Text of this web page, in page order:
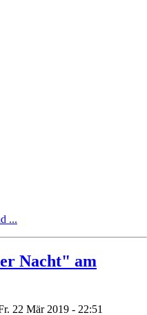
...
Nacht" am
22 Mär 2019 - 22:51